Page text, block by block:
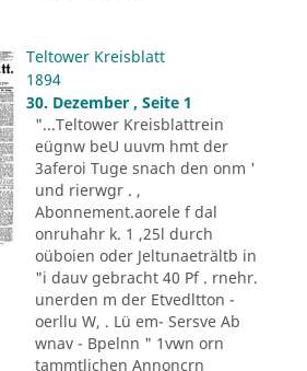
Teltower Kreisblatt
1894
30. Dezember , Seite 1
"...Teltower Kreisblattrein
eügnw beU uuvm hmt der
3aferoi Tuge snach den onm '
und rierwgr . ,
Abonnement.aorele f dal
onruhahr k. 1 ,25l durch
oüboien oder Jeltunaeträltb in
"i dauv gebracht 40 Pf . rnehr.
unerden m der Etvedltton -
oerllu W, . Lü em- Sersve Ab
wnav - Bpelnn " 1vwn orn
tammtlichen Annoncrn